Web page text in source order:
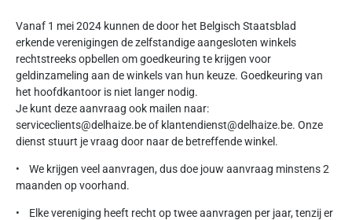
Vanaf 1 mei 2024 kunnen de door het Belgisch Staatsblad
erkende verenigingen de zelfstandige aangesloten winkels
rechtstreeks opbellen om goedkeuring te krijgen voor
geldinzameling aan de winkels van hun keuze. Goedkeuring van
het hoofdkantoor is niet langer nodig.
Je kunt deze aanvraag ook mailen naar:
serviceclients@delhaize.be of klantendienst@delhaize.be. Onze
dienst stuurt je vraag door naar de betreffende winkel.
• We krijgen veel aanvragen, dus doe jouw aanvraag minstens 2
maanden op voorhand.
• Elke vereniging heeft recht op twee aanvragen per jaar, tenzij er